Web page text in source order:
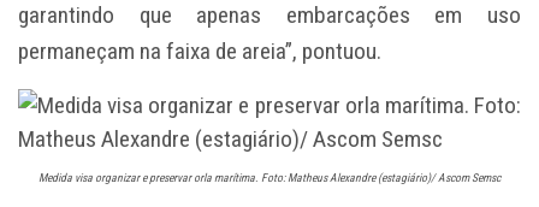
garantindo que apenas embarcações em uso
permaneçam na faixa de areia”, pontuou.
Medida visa organizar e preservar orla marítima. Foto: Matheus Alexandre (estagiário)/ Ascom Semsc